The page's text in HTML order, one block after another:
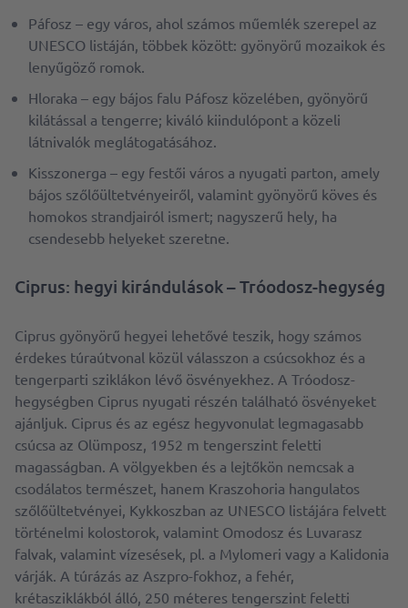
Páfosz – egy város, ahol számos műemlék szerepel az
UNESCO listáján, többek között: gyönyörű mozaikok és
lenyűgöző romok.
Hloraka – egy bájos falu Páfosz közelében, gyönyörű
kilátással a tengerre; kiváló kiindulópont a közeli
látnivalók meglátogatásához.
Kisszonerga – egy festői város a nyugati parton, amely
bájos szőlőültetvényeiről, valamint gyönyörű köves és
homokos strandjairól ismert; nagyszerű hely, ha
csendesebb helyeket szeretne.
Ciprus: hegyi kirándulások – Tróodosz-hegység
Ciprus gyönyörű hegyei lehetővé teszik, hogy számos
érdekes túraútvonal közül válasszon a csúcsokhoz és a
tengerparti sziklákon lévő ösvényekhez. A Tróodosz-
hegységben Ciprus nyugati részén található ösvényeket
ajánljuk. Ciprus és az egész hegyvonulat legmagasabb
csúcsa az Olümposz, 1952 m tengerszint feletti
magasságban. A völgyekben és a lejtőkön nemcsak a
csodálatos természet, hanem Kraszohoria hangulatos
szőlőültetvényei, Kykkoszban az UNESCO listájára felvett
történelmi kolostorok, valamint Omodosz és Luvarasz
falvak, valamint vízesések, pl. a Mylomeri vagy a Kalidonia
várják. A túrázás az Aszpro-fokhoz, a fehér,
krétasziklákból álló, 250 méteres tengerszint feletti